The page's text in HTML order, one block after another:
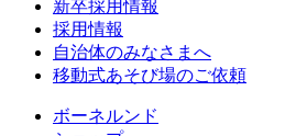
新卒採用情報
採用情報
自治体のみなさまへ
移動式あそび場のご依頼
ボーネルンド